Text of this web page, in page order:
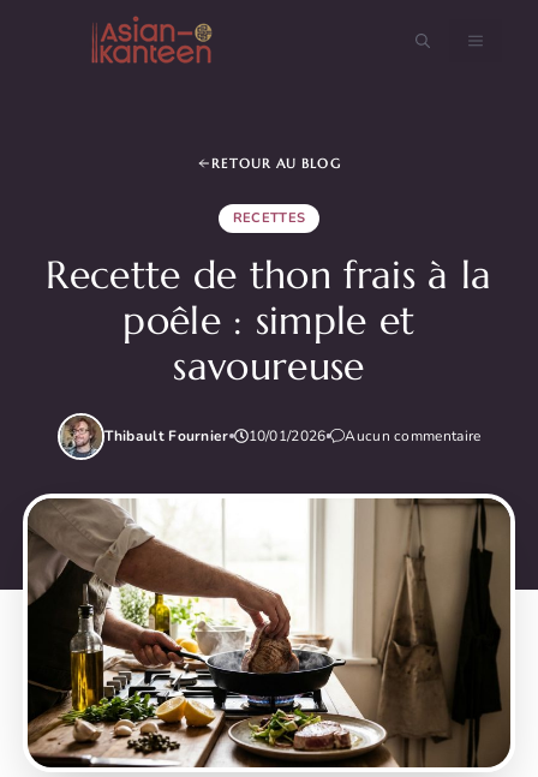
MENU
RETOUR AU BLOG
RECETTES
Recette de thon frais à la
poêle : simple et
savoureuse
Thibault Fournier 10/01/2026 Aucun commentaire